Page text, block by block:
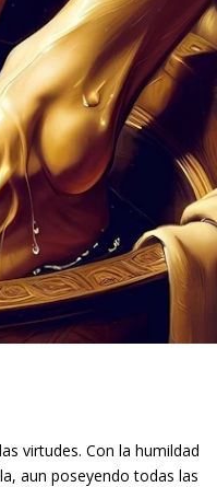
virtudes. Con la humildad
aun poseyendo todas las